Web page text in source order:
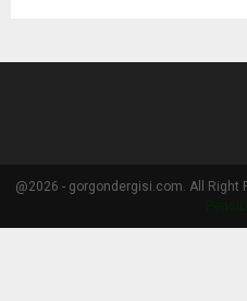
@2026 - gorgondergisi.com. All Right